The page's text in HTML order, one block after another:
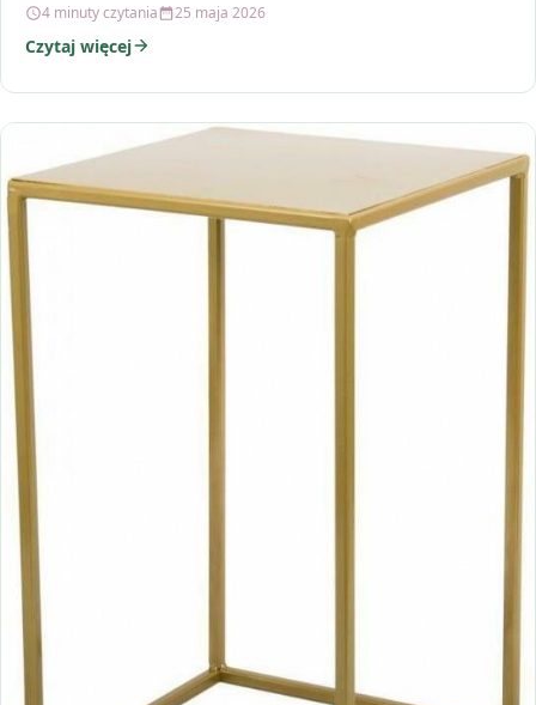
4 minuty czytania 25 maja 2026
Czytaj więcej